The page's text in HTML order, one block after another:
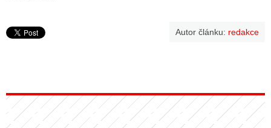
VYSÍLAČE
RÁDIA
STRÁNKY RÁDIÍ
Autor článku: redakce